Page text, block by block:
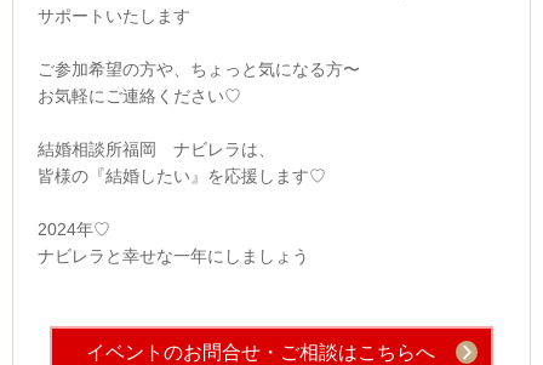
サポートいたします
ご参加希望の方や、ちょっと気になる方〜
お気軽にご連絡ください♡
結婚相談所福岡 ナビレラは、
皆様の『結婚したい』を応援します♡
2024年♡
ナビレラと幸せな一年にしましょう
イベントのお問合せ・ご相談はこちらへ